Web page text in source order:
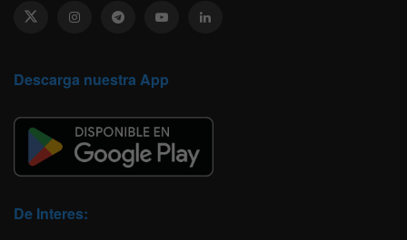
Descarga nuestra App
De Interes: